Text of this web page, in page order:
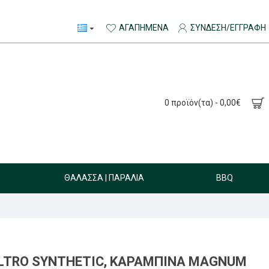
ΑΓΑΠΗΜΈΝΑ ΣΎΝΔΕΣΗ/ΕΓΓΡΑΦΉ
0 προϊόν(τα) - 0,00€
ΘΆΛΑΣΣΑ | ΠΑΡΑΛΊΑ BBQ
SYNTHETIC, ΚΑΡΑΜΠΊΝΑ MAGNUM